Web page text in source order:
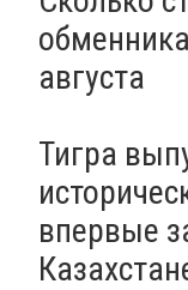
августа
Тигра
впервые